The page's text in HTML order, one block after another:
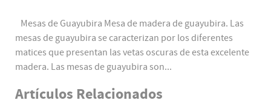
Mesas de Guayubira Mesa de madera de guayubira. Las
mesas de guayubira se caracterizan por los diferentes
matices que presentan las vetas oscuras de esta excelente
madera. Las mesas de guayubira son...
Artículos Relacionados